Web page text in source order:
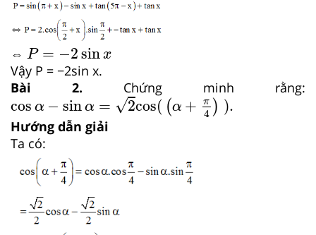
⇔ P = −2sinx
P= 2 sinx
Vậy P = −2sin x.
Bài 2. Chứng minh rằng:
cos α − sinα = √2cos( (α + π
4 ) ).
cos sinα cos(α+π4).
Hướng dẫn giải
Ta có: